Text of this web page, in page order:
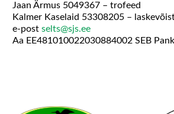
Jaan Ärmus 5049367 – trofeed
Kalmer Kaselaid 53308205 –
e-postselts@sjs.ee
Aa EE481010022030884002 SEB Pank